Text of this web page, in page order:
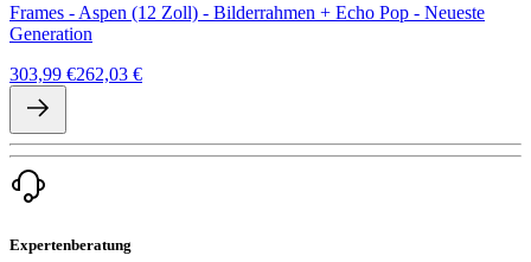
Frames - Aspen (12 Zoll) - Bilderrahmen + Echo Pop - Neueste
Generation
303,99 €262,03 €
Expertenberatung